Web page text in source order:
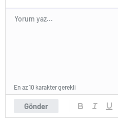
Gönder
En az 10 karakter gerekli